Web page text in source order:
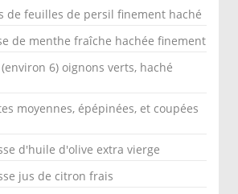
de feuilles de persil finement haché
de menthe fraîche hachée finement
6) oignons verts, haché
moyennes, épépinées, et coupées
d'huile d'olive extra vierge
jus de citron frais